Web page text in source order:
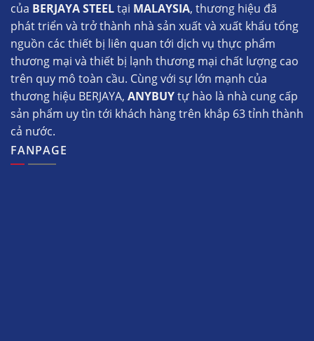
của BERJAYA STEELtại MALAYSIA, thương hiệu đã
phát triển và trở thành nhà sản xuất và xuất khẩu tổng
nguồn các thiết bị liên quan tới dịch vụ thực phẩm
thương mại và thiết bị lạnh thương mại chất lượng cao
trên quy mô toàn cầu. Cùng với sự lớn mạnh của
thương hiệu BERJAYA, ANYBUYtự hào là nhà cung cấp
sản phẩm uy tìn tới khách hàng trên khắp 63 tỉnh thành
cả nước.
FANPAGE